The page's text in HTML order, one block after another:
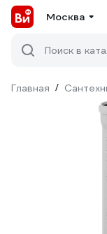
Москва
Поиск в
Главная /